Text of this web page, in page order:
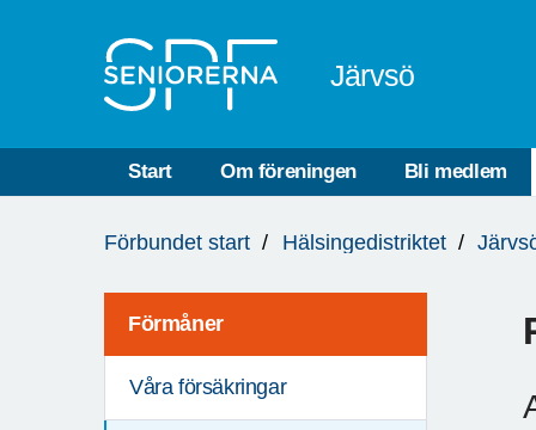
Järvsö
Start Om föreningen Bli medlem
är
Förbundet start Hälsingedistriktet
Förmåner
Våra försäkringar